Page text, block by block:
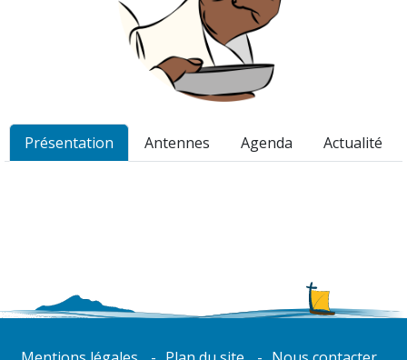
Présentation Antennes Agenda Actualité